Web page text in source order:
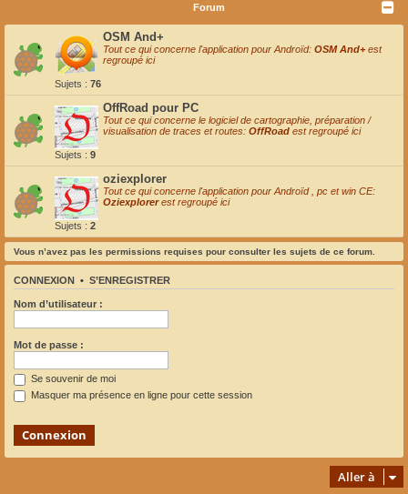
Forum
OSM And+
Tout ce qui concerne l'application pour Androïd: OSM And+est
regroupé ici
Sujets : 76
OffRoad pour PC
Tout ce qui concerne le logiciel de cartographie, préparation /
visualisation de traces et routes: OffRoad est regroupé ici
Sujets : 9
oziexplorer
Tout ce qui concerne l'application pour Androïd , pc et win CE:
Oziexplorerest regroupé ici
Sujets : 2
Vous n’avez pas les permissions requises pour consulter les sujets de ce forum.
CONNEXION • S’ENREGISTRER
Nom d’utilisateur :
Mot de passe :
Se souvenir de moi
Masquer ma présence en ligne pour cette session
Aller à